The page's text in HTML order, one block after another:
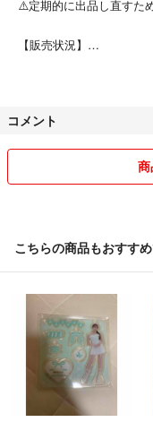
⚠️定期的に出品し直すた
【販売状況】
＊取り置き➮要相談
【 注意 】
＊発送は基本ポスト投
あります。
＊追跡ありに変更の場
コメント
こちらの商品もおすす